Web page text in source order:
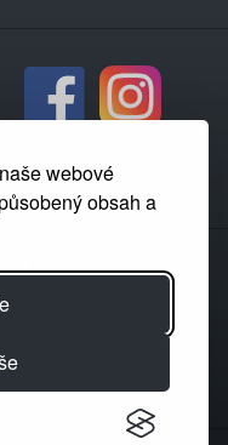
webové
obsah a